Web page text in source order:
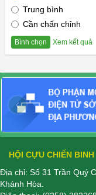
Trung bình
Cần chấn chỉnh
Bình chọn Xem kết quả
‹
HỘI CỰU CHIẾN
Địa chỉ: Số 31 Trần Quý
Khánh Hòa.